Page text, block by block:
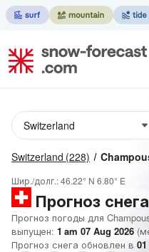
Switzerland (228)
Шир./долг.:46.22° N 6.80° E
Прогноз
Прогноз погоды для
выпущен: 1 am 07 Aug 2026
Прогноз снега обновлен в 01